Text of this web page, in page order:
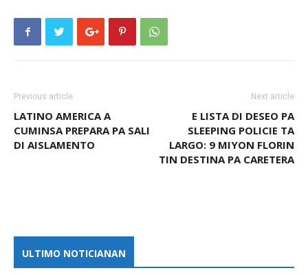
Previous article
LATINO AMERICA A
CUMINSA PREPARA PA SALI
DI AISLAMENTO
Next article
E LISTA DI DESEO PA
SLEEPING POLICIE TA
LARGO: 9 MIYON FLORIN
TIN DESTINA PA CARETERA
ULTIMO NOTICIANAN